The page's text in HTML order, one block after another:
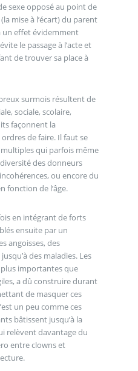
sexe opposé au point de
mise à l’écart) du parent
un effet évidemment
le passage à l’acte et
de trouver sa place à
surmois résultent de
sociale, scolaire,
façonnent la
de faire. Il faut se
qui parfois même
des donneurs
ou encore du
fonction de l’âge.
en intégrant de forts
ensuite par un
angoisses, des
des maladies. Les
importantes que
a dû construire durant
de masquer ces
un peu comme ces
bâtissent jusqu’à la
relèvent davantage du
entre clowns et